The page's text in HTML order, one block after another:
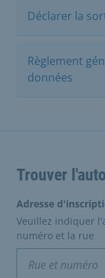
Déclarer la
Règlement
données
Trouver
Adresse
Veuillez indiquer
numéro et la rue